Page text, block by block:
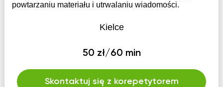
powtarzaniu materiału i utrwalaniu wiadomości.
Kielce
50 zł/60 min
Skontaktuj się z korepetytorem